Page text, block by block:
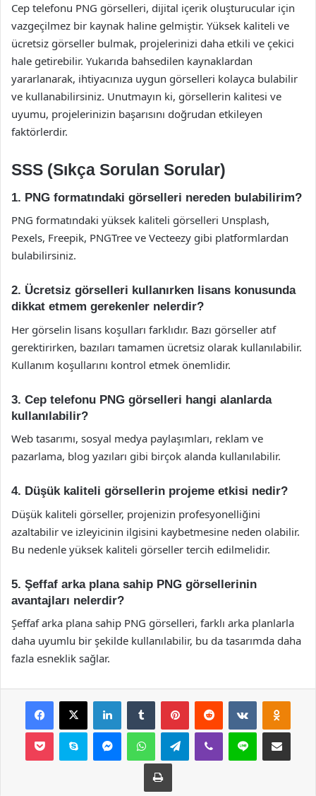
Cep telefonu PNG görselleri, dijital içerik oluşturucular için
vazgeçilmez bir kaynak haline gelmiştir. Yüksek kaliteli ve
ücretsiz görseller bulmak, projelerinizi daha etkili ve çekici
hale getirebilir. Yukarıda bahsedilen kaynaklardan
yararlanarak, ihtiyacınıza uygun görselleri kolayca bulabilir
ve kullanabilirsiniz. Unutmayın ki, görsellerin kalitesi ve
uyumu, projelerinizin başarısını doğrudan etkileyen
faktörlerdir.
SSS (Sıkça Sorulan Sorular)
1. PNG formatındaki görselleri nereden bulabilirim?
PNG formatındaki yüksek kaliteli görselleri Unsplash,
Pexels, Freepik, PNGTree ve Vecteezy gibi platformlardan
bulabilirsiniz.
2. Ücretsiz görselleri kullanırken lisans konusunda
dikkat etmem gerekenler nelerdir?
Her görselin lisans koşulları farklıdır. Bazı görseller atıf
gerektirirken, bazıları tamamen ücretsiz olarak kullanılabilir.
Kullanım koşullarını kontrol etmek önemlidir.
3. Cep telefonu PNG görselleri hangi alanlarda
kullanılabilir?
Web tasarımı, sosyal medya paylaşımları, reklam ve
pazarlama, blog yazıları gibi birçok alanda kullanılabilir.
4. Düşük kaliteli görsellerin projeme etkisi nedir?
Düşük kaliteli görseller, projenizin profesyonelliğini
azaltabilir ve izleyicinin ilgisini kaybetmesine neden olabilir.
Bu nedenle yüksek kaliteli görseller tercih edilmelidir.
5. Şeffaf arka plana sahip PNG görsellerinin
avantajları nelerdir?
Şeffaf arka plana sahip PNG görselleri, farklı arka planlarla
daha uyumlu bir şekilde kullanılabilir, bu da tasarımda daha
fazla esneklik sağlar.
Facebook
X LinkedInTumblr PinterestReddit VKontakte
Pocket Skype MessengerWhatsAppTelegramViber Line E-Posta ile
Yazdır